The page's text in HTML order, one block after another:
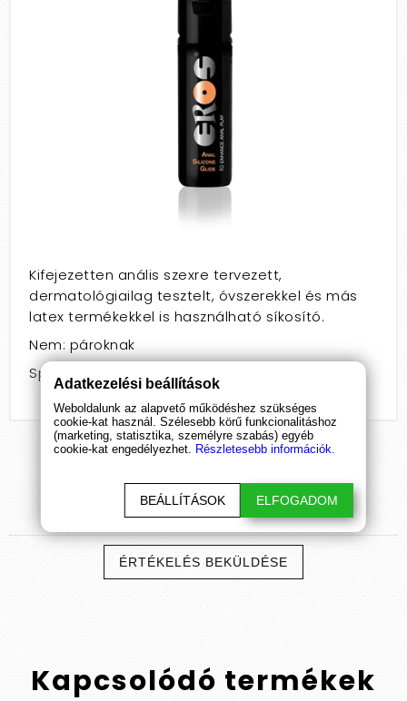
Kifejezetten anális szexre tervezett,
dermatológiailag tesztelt, óvszerekkel és más
latex termékekkel is használható síkosító.
Nem: pároknak
Speciális jellemző: anál
Termékértékelések
ÉRTÉKELÉS BEKÜLDÉSE
Kapcsolódó termékek
Adatkezelési beállítások
Weboldalunk az alapvető működéshez szükséges
cookie-kat használ. Szélesebb körű funkcionalitáshoz
(marketing, statisztika, személyre szabás) egyéb
cookie-kat engedélyezhet. Részletesebb információk.
BEÁLLÍTÁSOK ELFOGADOM